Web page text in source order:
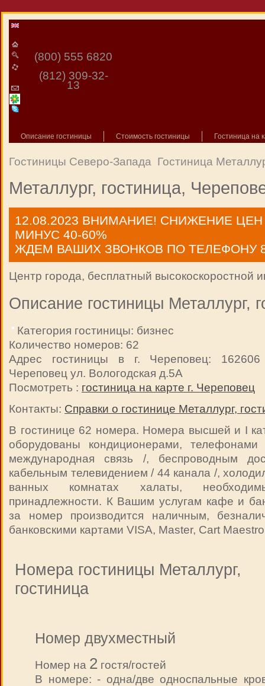
(800) 555 6820
(812) 309-32-
13
Описание гостиницы Стоимость гостиницы Гостиница на
Гостиницы Северо-Запада Гостиница
Металлург, гостиница,
12.08.2023 ВНИМАНИЕ! СНИЖЕНИЕ
МИНУС 40-60%
ЖДЕМ ВАШИХ ЗВОНКОВ ПО ТЕЛЕФОНУ 8
Центр города, бесплатный высокоскоростной
Описание гостиницы Металлург,
Категория гостиницы: бизнес
Количество номеров: 62
Адрес гостиницы в г. Череповец: 162606
Череповец ул. Вологодская д.5А
Посмотреть : гостиница на карте г. Череповец
Контакты: Справки о гостинице Металлург,
В гостинице 62 номера. Номера высшей и I
оборудованы кондиционерами,
международная связь /, беспроводным
кабельным телевидением / 44 канала /,
ванных комнатах халаты,
принадлежности. К Вашим услугам кафе и
за номер производится наличным,
банковскими картами VISA, Master, Cart
Номера гостиницы Металлург,
гостиница
Номер двухместный
Номер на 2 гостя/гостей
В номере: - одна/две односпальные